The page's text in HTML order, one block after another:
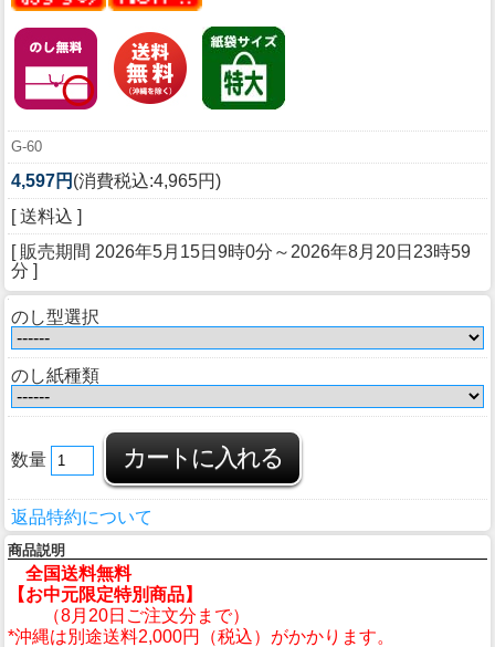
G-60
4,597円 (消費税込:4,965円)
[ 送料込 ]
[ 販売期間 2026年5月15日9時0分 ～ 2026年8月20日23時59
分 ]
のし型選択
のし紙種類
数量
返品特約について
商品説明
全国送料無料
【お中元限定特別商品】
（8月20日ご注文分まで）
*沖縄は別途送料2,000円（税込）がかかります。